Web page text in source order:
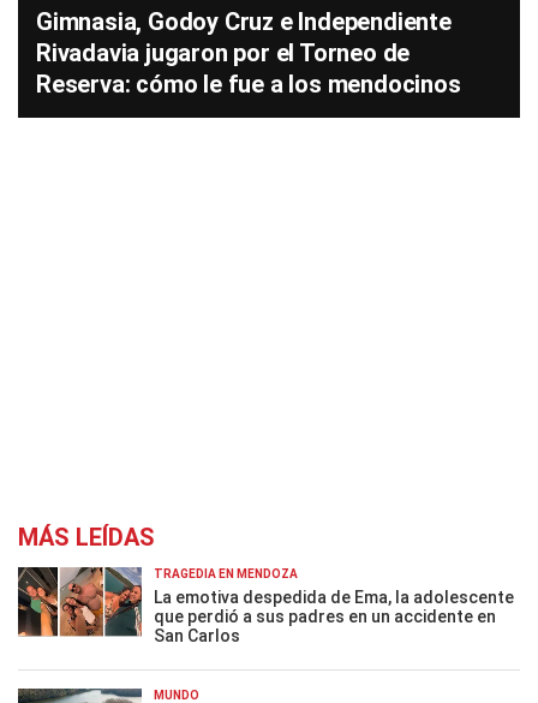
Gimnasia, Godoy Cruz e Independiente
Rivadavia jugaron por el Torneo de
Reserva: cómo le fue a los mendocinos
MÁS LEÍDAS
TRAGEDIA EN MENDOZA
La emotiva despedida de Ema, la adolescente
que perdió a sus padres en un accidente en
San Carlos
MUNDO